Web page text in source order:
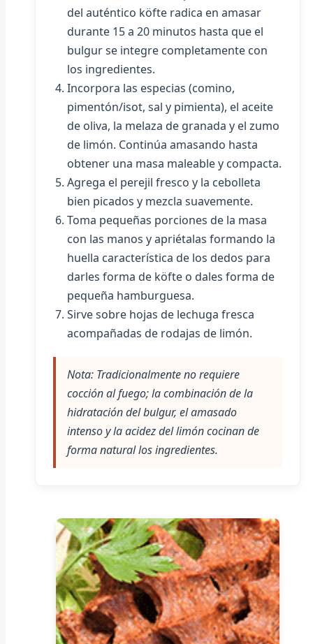
del auténtico köfte radica en amasar
durante 15 a 20 minutos hasta que el
bulgur se integre completamente con
los ingredientes.
Incorpora las especias (comino,
pimentón/isot, sal y pimienta), el aceite
de oliva, la melaza de granada y el zumo
de limón. Continúa amasando hasta
obtener una masa maleable y compacta.
Agrega el perejil fresco y la cebolleta
bien picados y mezcla suavemente.
Toma pequeñas porciones de la masa
con las manos y apriétalas formando la
huella característica de los dedos para
darles forma de köfte o dales forma de
pequeña hamburguesa.
Sirve sobre hojas de lechuga fresca
acompañadas de rodajas de limón.
Nota: Tradicionalmente no requiere
cocción al fuego; la combinación de la
hidratación del bulgur, el amasado
intenso y la acidez del limón cocinan de
forma natural los ingredientes.